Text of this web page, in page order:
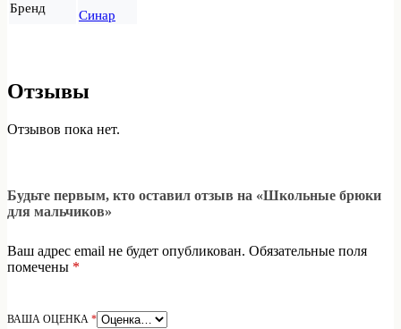
Бренд
Синар
Отзывы
Отзывов пока нет.
Будьте первым, кто оставил отзыв на «Школьные брюки
для мальчиков»
Ваш адрес email не будет опубликован. Обязательные поля
помечены *
ВАША ОЦЕНКА *